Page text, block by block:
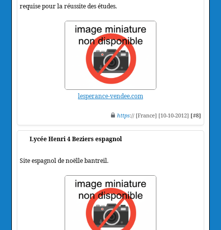
requise pour la réussite des études.
lesperance-vendee.com
https:// [France] [10-10-2012] [#8]
Lycée Henri 4 Beziers espagnol
Site espagnol de noëlle bantreil.